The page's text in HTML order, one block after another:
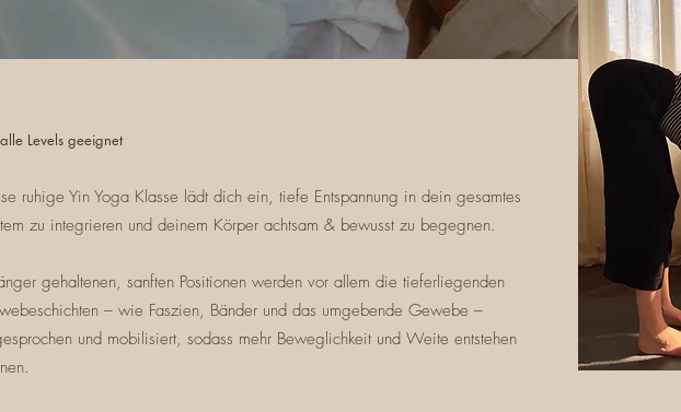
Levels geeignet
ruhige Yin Yoga Klasse lädt dich ein, tiefe Entspannung in dein gesamtes
zu integrieren und deinem Körper achtsam & bewusst zu begegnen.
gehaltenen, sanften Positionen werden vor allem die tieferliegenden
– wie Faszien, Bänder und das umgebende Gewebe –
und mobilisiert, sodass mehr Beweglichkeit und Weite entstehen